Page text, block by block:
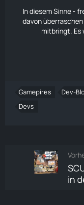
In diesem Sinne -
davon
mitbringt. Es
Gamepires Dev-
Devs
in